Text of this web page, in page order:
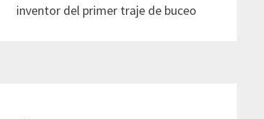
inventor del primer traje de buceo